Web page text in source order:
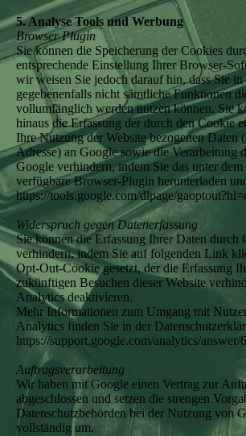
5. Analyse Tools und Werbung
Browser Plugin
Sie können die Speicherung der Cookies
entsprechende Einstellung Ihrer Browser-
wir weisen Sie jedoch darauf hin, dass Sie in
gegebenenfalls nicht sämtliche Funktionen
vollumfänglich werden nutzen können. Sie
hinaus die Erfassung der durch den Cookie
Ihre Nutzung der Website bezogenen Daten
Adresse) an Google sowie die Verarbeitung
Google verhindern, indem Sie das unter
verfügbare Browser-Plugin herunterladen
https://tools.google.com/dlpage/
Widerspruch gegen Datenerfassung
Sie können die Erfassung Ihrer Daten durch
verhindern, indem Sie auf folgenden Link
Opt-Out-Cookie gesetzt, der die Erfassung
zukünftigen Besuchen dieser Website
Analytics deaktivieren.
Mehr Informationen zum Umgang mit
Analytics finden Sie in der
https://support.google.com/analytics/answer/
Auftragsverarbeitung
Wir haben mit Google einen Vertrag zur
abgeschlossen und setzen die strengen
Datenschutzbehörden bei der Nutzung von
vollständig um.